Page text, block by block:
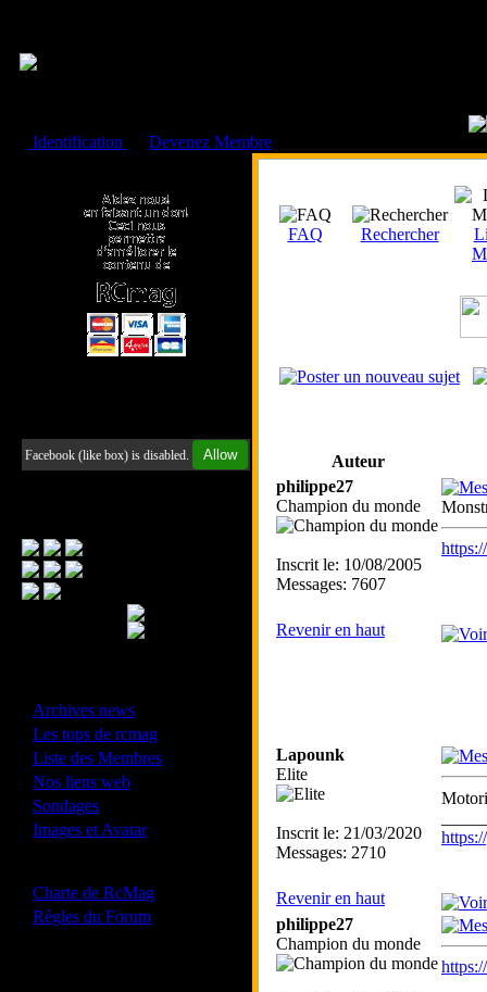
Identification
Devenez Membre
Facebook (like box) is disabled. Allow
Archives news
Les tops de rcmag
Liste des Membres
Nos liens web
Sondages
Images et Avatar
Charte de RcMag
Règles du Forum
FAQ Rechercher
Auteur
philippe27
Champion du monde
Inscrit le: 10/08/2005
Messages: 7607
Revenir en haut
Lapounk
Elite
Inscrit le: 21/03/2020
Messages: 2710
Revenir en haut
philippe27
Champion du monde